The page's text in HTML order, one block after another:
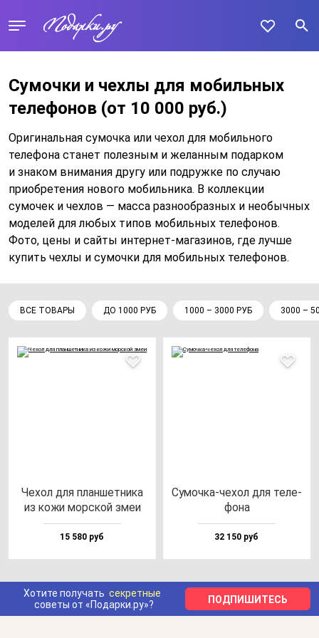
Сумочки и чехлы для мобильных
телефонов (от 10 000 руб.)
Оригинальная сумочка или чехол для мобильного
телефона станет полезным и желанным подарком
и знаком внимания другу или подружке по случаю
приобретения нового мобильника. В коллекции
сумочек и чехлов — масса разнообразных и необычных
моделей для любых типов мобильных телефонов.
Фото, цены и сайты интернет-магазинов, где лучше
купить чехлы и сумочки для мобильных телефонов.
ВСЕ ТОВАРЫ ДО 1000 РУБ 1000 – 3000 РУБ 3000 –
Чехол для план­шет­ни­ка
из ко­жи мор­ской змеи
15 580 руб
Сумоч­ка-че­хол для те­ле­
фо­на
32 150 руб
Хотите получать секретные
советы от «Подарки.ру»?
ПОДПИШИТЕСЬ